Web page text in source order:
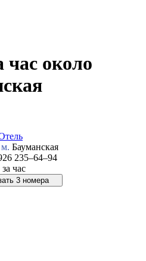
около
м. Бауманская
235‒64‒94
за час
3 номера